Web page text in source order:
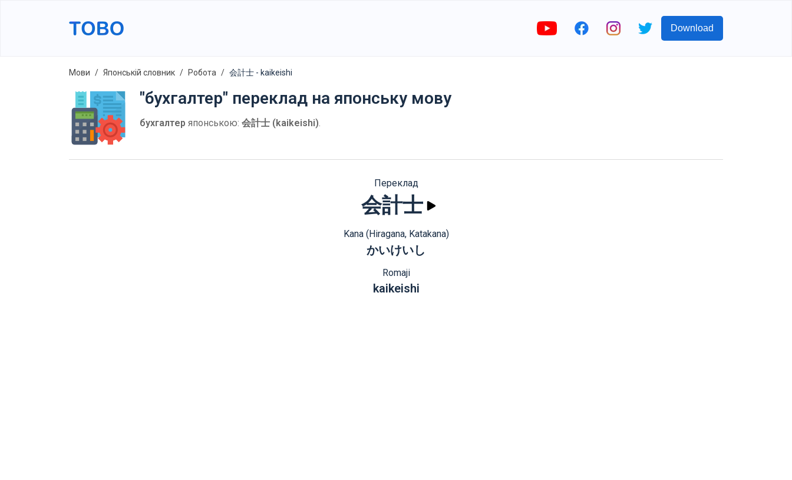
Download
Мови Японській словник Робота 会計士 - kaikeishi
"бухгалтер" переклад на японську мову
бухгалтер японською: 会計士 (kaikeishi).
Переклад
会計士
Kana (Hiragana, Katakana)
かいけいし
Romaji
kaikeishi